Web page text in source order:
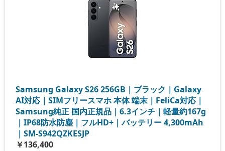
Samsung Galaxy S26 256GB｜ブラック｜Galaxy
AI対応｜SIMフリースマホ 本体 端末｜FeliCa対応｜
Samsung純正 国内正規品｜6.3インチ｜軽量約167g
｜IP68防水防塵｜フルHD+｜バッテリー 4,300mAh
｜SM-S942QZKESJP
￥136,400